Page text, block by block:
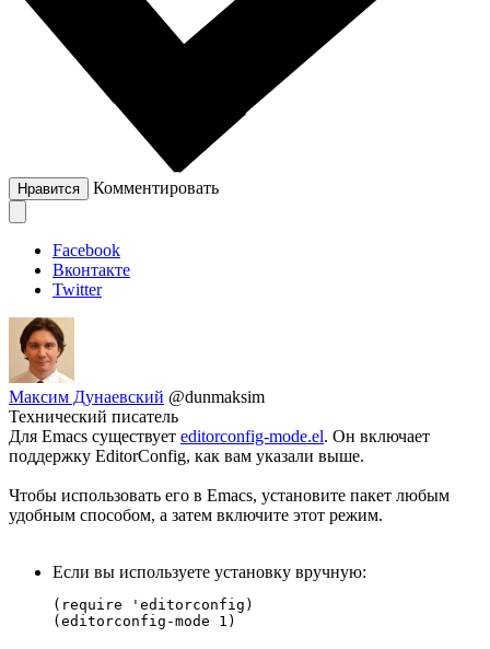
Нравится Комментировать
Facebook
Вконтакте
Twitter
Максим Дунаевский @dunmaksim
Технический писатель
Для Emacs существует editorconfig-mode.el. Он включает
поддержку EditorConfig, как вам указали выше.
Чтобы использовать его в Emacs, установите пакет любым
удобным способом, а затем включите этот режим.
Если вы используете установку вручную:
(require 'editorconfig)
(editorconfig-mode 1)